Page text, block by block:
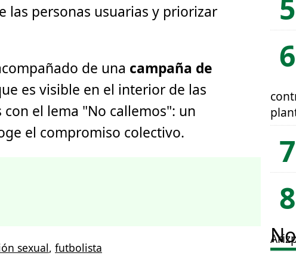
las personas usuarias y priorizar
de una campaña de
es visible en el interior de las
con el lema "No callemos": un
el compromiso colectivo.
sexual, futbolista